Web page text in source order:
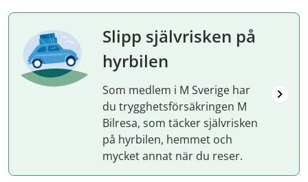
Slipp självrisken på
hyrbilen
Som medlem i M Sverige har
du trygghetsförsäkringen M
Bilresa, som täcker självrisken
på hyrbilen, hemmet och
mycket annat när du reser.